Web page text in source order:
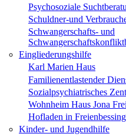
Psychosoziale
Schuldner-und
Schwangerschafts- und
Eingliederungshilfe
Karl Marien Haus
Familienentlastender
Sozialpsychiatrisches
Wohnheim Haus Jona
Hofladen in
Kinder- und Jugendhilfe